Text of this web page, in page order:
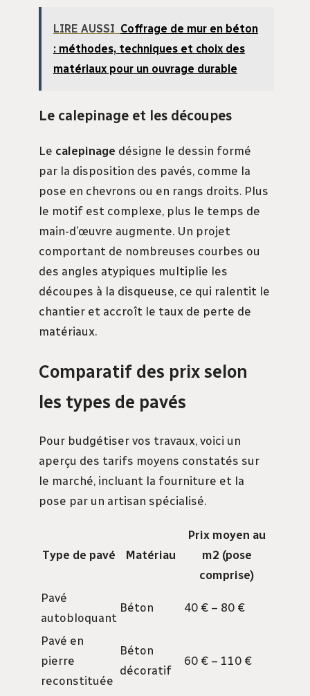
LIRE AUSSI Coffrage de mur en béton
: méthodes, techniques et choix des
matériaux pour un ouvrage durable
Le calepinage et les découpes
Le calepinage désigne le dessin formé
par la disposition des pavés, comme la
pose en chevrons ou en rangs droits. Plus
le motif est complexe, plus le temps de
main-d’œuvre augmente. Un projet
comportant de nombreuses courbes ou
des angles atypiques multiplie les
découpes à la disqueuse, ce qui ralentit le
chantier et accroît le taux de perte de
matériaux.
Comparatif des prix selon
les types de pavés
Pour budgétiser vos travaux, voici un
aperçu des tarifs moyens constatés sur
le marché, incluant la fourniture et la
pose par un artisan spécialisé.
Type de pavé Matériau
Prix moyen au
m2 (pose
comprise)
Pavé
autobloquant
Béton 40 € – 80 €
Pavé en
pierre
reconstituée
Béton
décoratif
60 € – 110 €